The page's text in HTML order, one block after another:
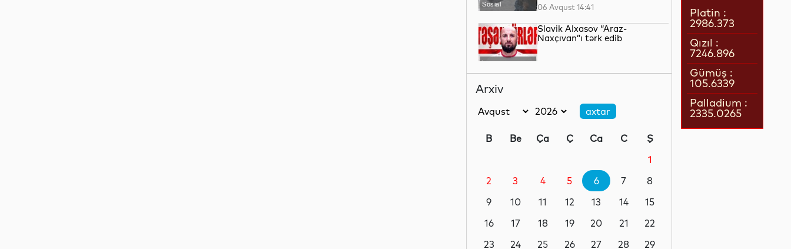
Sosial 06 Avqust 14:41
İdman
Slavik Alxasov “Araz-
Naxçıvan”ı tərk edib
çəkilişi başa çatıb
Dünya 06 Avqust 14:34
İqtisadiyyat
İndiyədək Bakı-Tbilisi-Ceyhan
çox neft nəql edilib
06 Avqust 14:29
Arxiv
B Be Ça Ç Ca C
Ş
1
2
3 4 5 6 7
8
9
10 11 12 13 14
15
16
17 18 19 20 21
22
23
24 25 26 27 28
29
Platin :
2986.373
Qızıl :
7246.896
Gümüş :
105.6339
Palladium :
2335.0265